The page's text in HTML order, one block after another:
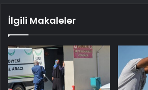
İlgili Makaleler